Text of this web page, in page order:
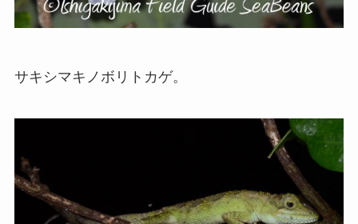
サキシマキノボリトカゲ。